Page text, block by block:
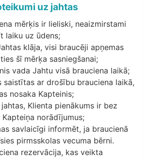
uz jahtas
mērķis ir lieliski, neaizmirstami
laiku uz ūdens;
klāja, visi braucēji apņemas
šī mērķa sasniegšanai;
vada Jahtu visā brauciena laikā;
saistītas ar drošību brauciena laikā,
nosaka Kapteinis;
Klienta pienākums ir bez
norādījumus;
savlaicīgi informēt, ja braucienā
pirmsskolas vecuma bērni.
rezervācija, kas veikta